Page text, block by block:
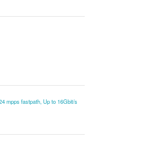
mpps fastpath, Up to 16Gbit/s